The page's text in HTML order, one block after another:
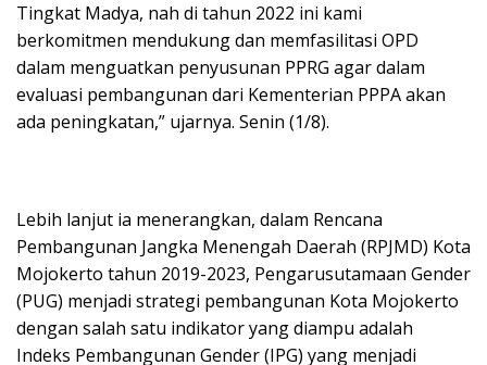
Tingkat Madya, nah di tahun 2022 ini kami
berkomitmen mendukung dan memfasilitasi OPD
dalam menguatkan penyusunan PPRG agar dalam
evaluasi pembangunan dari Kementerian PPPA akan
ada peningkatan,” ujarnya. Senin (1/8).
Lebih lanjut ia menerangkan, dalam Rencana
Pembangunan Jangka Menengah Daerah (RPJMD) Kota
Mojokerto tahun 2019-2023, Pengarusutamaan Gender
(PUG) menjadi strategi pembangunan Kota Mojokerto
dengan salah satu indikator yang diampu adalah
Indeks Pembangunan Gender (IPG) yang menjadi